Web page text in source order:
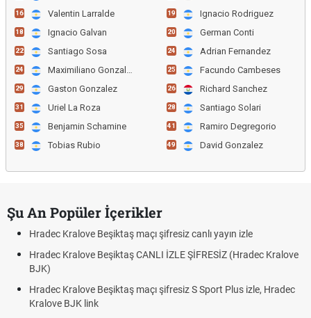
16 Valentin Larralde
18 Ignacio Galvan
22 Santiago Sosa
24 Maximiliano Gonzalez
29 Gaston Gonzalez
31 Uriel La Roza
35 Benjamin Schamine
38 Tobias Rubio
19 Ignacio Rodriguez
20 German Conti
24 Adrian Fernandez
25 Facundo Cambeses
26 Richard Sanchez
28 Santiago Solari
41 Ramiro Degregorio
49 David Gonzalez
Şu An Popüler İçerikler
Hradec Kralove Beşiktaş maçı şifresiz canlı yayın izle
Hradec Kralove Beşiktaş CANLI İZLE ŞİFRESİZ (Hradec Kralove
BJK)
Hradec Kralove Beşiktaş maçı şifresiz S Sport Plus izle, Hradec
Kralove BJK link